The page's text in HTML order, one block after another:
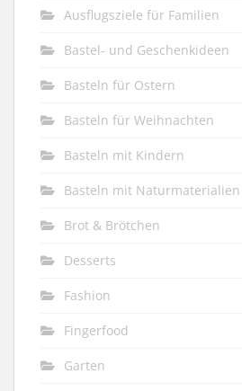
Ausflugsziele für Familien
Bastel- und Geschenkideen
Basteln für Ostern
Basteln für Weihnachten
Basteln mit Kindern
Basteln mit Naturmaterialien
Brot & Brötchen
Desserts
Fashion
Fingerfood
Garten